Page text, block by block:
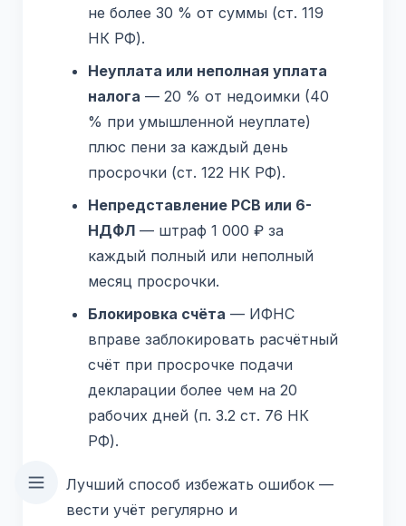
не более 30 % от суммы (ст. 119
НК РФ).
Неуплата или неполная уплата
налога — 20 % от недоимки (40
% при умышленной неуплате)
плюс пени за каждый день
просрочки (ст. 122 НК РФ).
Непредставление РСВ или 6-
НДФЛ — штраф 1 000 ₽ за
каждый полный или неполный
месяц просрочки.
Блокировка счёта — ИФНС
вправе заблокировать расчётный
счёт при просрочке подачи
декларации более чем на 20
рабочих дней (п. 3.2 ст. 76 НК
РФ).
Лучший способ избежать ошибок —
вести учёт регулярно и